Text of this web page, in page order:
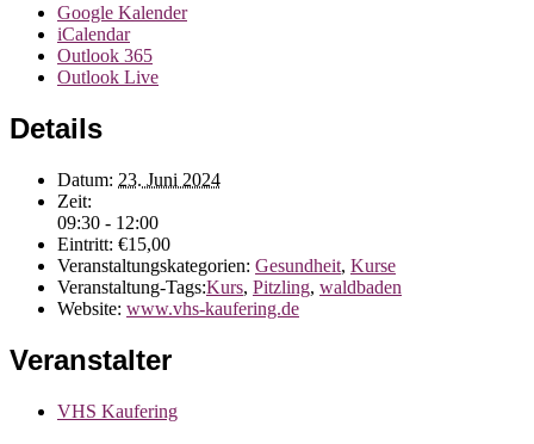
Google Kalender
iCalendar
Outlook 365
Outlook Live
Details
Datum: 23. Juni 2024
Zeit:
09:30 - 12:00
Eintritt: €15,00
Veranstaltungskategorien: Gesundheit, Kurse
Veranstaltung-Tags:Kurs, Pitzling, waldbaden
Website: www.vhs-kaufering.de
Veranstalter
VHS Kaufering